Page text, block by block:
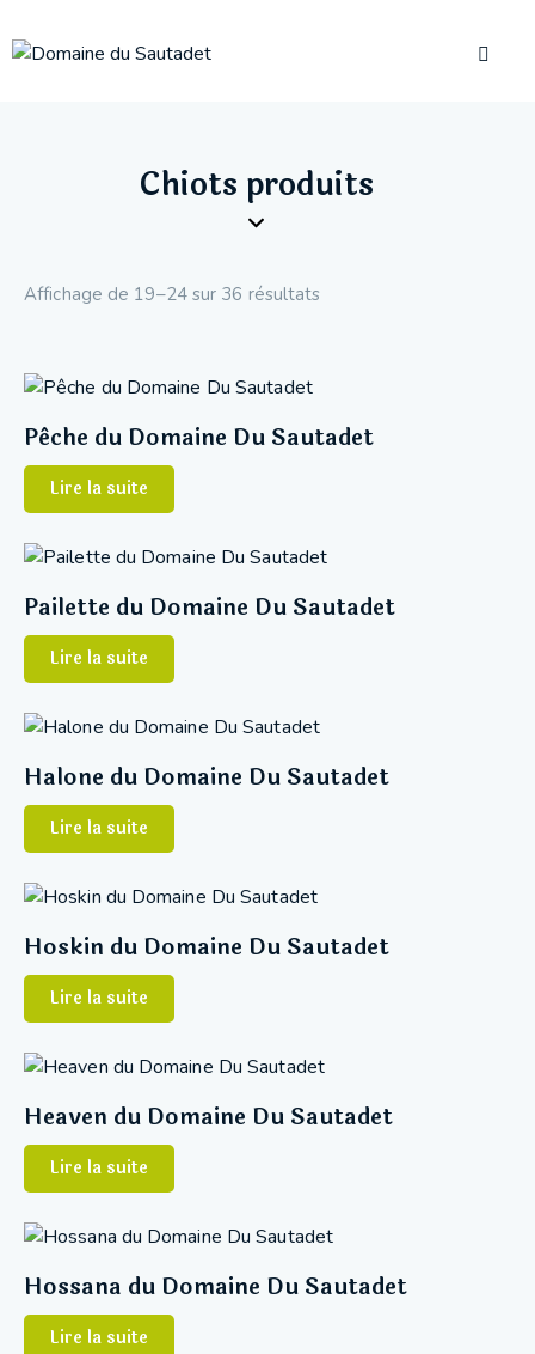
Chiots produits
Affichage de 19–24 sur 36 résultats
Pêche du Domaine Du Sautadet
Lire la suite
Pailette du Domaine Du Sautadet
Lire la suite
Halone du Domaine Du Sautadet
Lire la suite
Hoskin du Domaine Du Sautadet
Lire la suite
Heaven du Domaine Du Sautadet
Lire la suite
Hossana du Domaine Du Sautadet
Lire la suite